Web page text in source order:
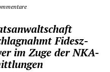
Fidesz-
im Zuge der NKA-